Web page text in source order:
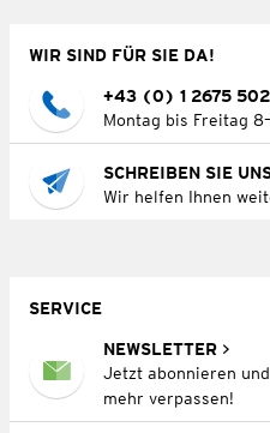
WIR SIND FÜR SIE DA!
+43 (0) 1 2675 502
Montag bis Freitag
SCHREIBEN SIE
Wir helfen Ihnen
SERVICE
NEWSLETTER
Jetzt abonnieren
mehr verpassen!